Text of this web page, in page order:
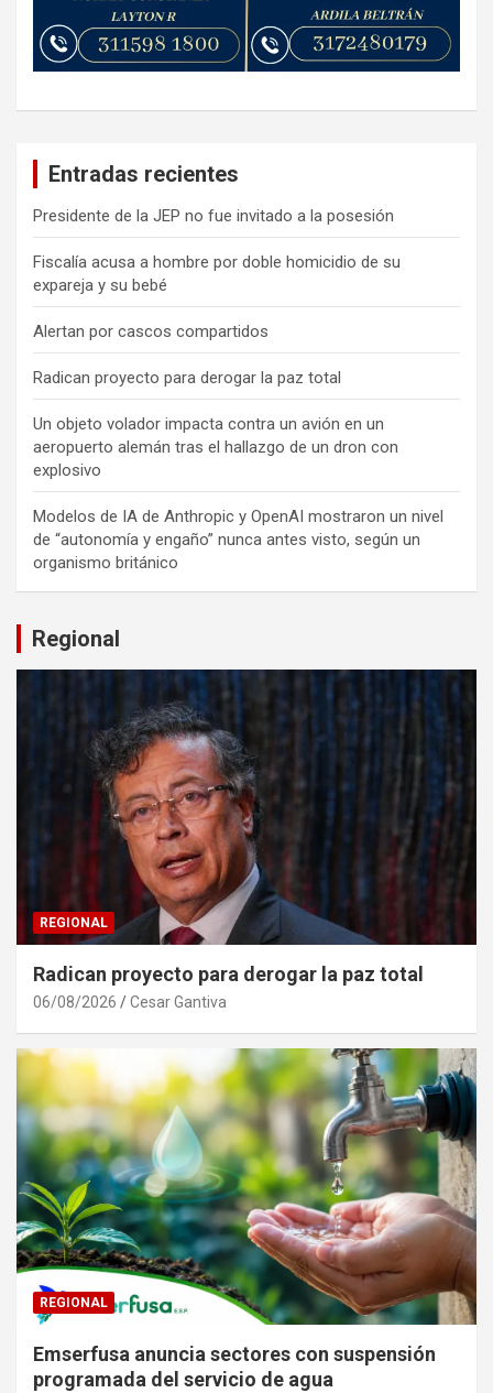
Entradas recientes
Presidente de la JEP no fue invitado a la posesión
Fiscalía acusa a hombre por doble homicidio de su
expareja y su bebé
Alertan por cascos compartidos
Radican proyecto para derogar la paz total
Un objeto volador impacta contra un avión en un
aeropuerto alemán tras el hallazgo de un dron con
explosivo
Modelos de IA de Anthropic y OpenAI mostraron un nivel
de “autonomía y engaño” nunca antes visto, según un
organismo británico
Regional
REGIONAL
Radican proyecto para derogar la paz total
06/08/2026 Cesar Gantiva
REGIONAL
Emserfusa anuncia sectores con suspensión
programada del servicio de agua